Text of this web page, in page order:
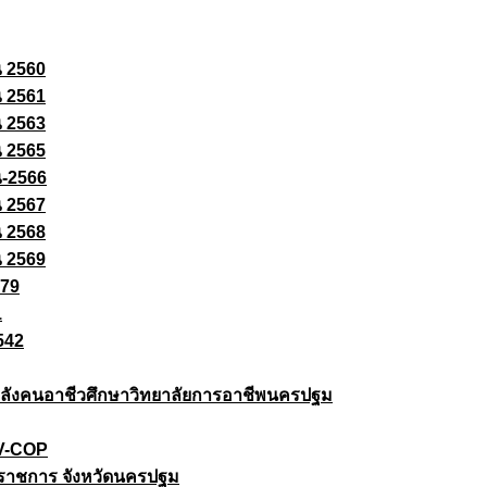
2560
2561
2563
2565
2566
2567
2568
2569
งคนอาชีวศึกษาวิทยาลัยการอาชีพนครปฐม
COP
าชการ จังหวัดนครปฐม